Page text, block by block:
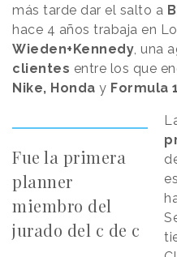
más tarde dar el salto a
hace 4 años trabaja en
Wieden+Kennedy, una
clientes entre los que
Nike, Honda y Formula 1
Fue la primera
planner
miembro del
jurado del c de c